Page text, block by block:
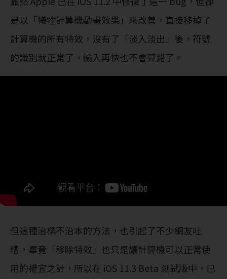
是以「犧牲計算機動畫效果」來改善，直接移掉了
計算機的所有特效，沒有了「淡入淡出」後，符號
的識別就正常了，輸入再快也不會算錯了。
但這種治標不治本的方法，也引起了不少網友吐
槽，畢竟「移除特效」也只是讓計算機可以正常使
用的權宜之計，所以在 iOS 11.3 Beta 測試版中，已